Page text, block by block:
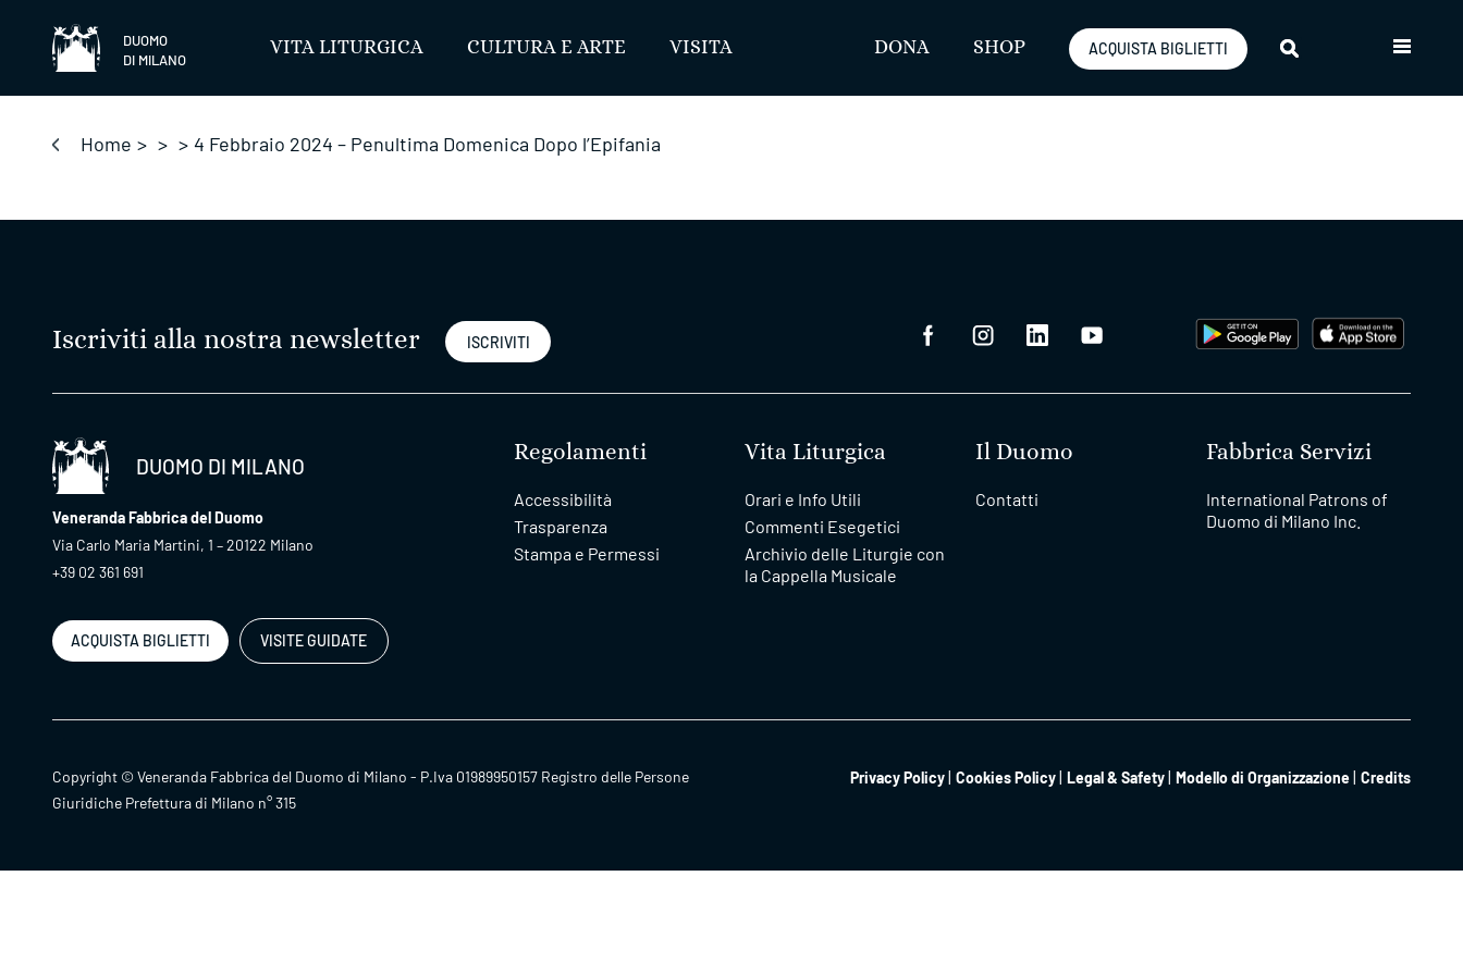
DUOMO
DI MILANO
VITA LITURGICA CULTURA E ARTE VISITA DONA SHOP ACQUISTA BIGLIETTI
Home > > > 4 Febbraio 2024 – Penultima Domenica Dopo l’Epifania
Iscriviti alla nostra newsletter ISCRIVITI
DUOMO DI MILANO
Veneranda Fabbrica del Duomo
Via Carlo Maria Martini, 1 – 20122 Milano
+39 02 361 691
ACQUISTA BIGLIETTI VISITE GUIDATE
Regolamenti
Accessibilità
Trasparenza
Stampa e Permessi
Vita Liturgica
Orari e Info Utili
Commenti Esegetici
Archivio delle Liturgie con
la Cappella Musicale
Il Duomo
Contatti
Fabbrica Servizi
International Patrons of
Duomo di Milano Inc.
Copyright © Veneranda Fabbrica del Duomo di Milano - P.Iva 01989950157 Registro delle Persone
Giuridiche Prefettura di Milano n° 315
Privacy Policy Cookies Policy Legal & Safety Modello di Organizzazione Credits